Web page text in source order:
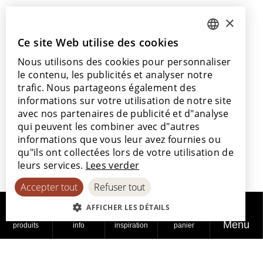
produits info inspiration panier Menu
+32 56 77 45 15
Venez nous rendre visite
Nos points de vente
Avec le soutien de
© 2026
Politique de
Politique en
Déclaration
ENGLISH
FRENCH
SPANISH
×
Ce site Web utilise des cookies
Nous utilisons des cookies pour personnaliser
le contenu, les publicités et analyser notre
trafic. Nous partageons également des
informations sur votre utilisation de notre site
avec nos partenaires de publicité et d"analyse
qui peuvent les combiner avec d"autres
informations que vous leur avez fournies ou
qu"ils ont collectées lors de votre utilisation de
leurs services. Lees verder
Accepter tout
Refuser tout
AFFICHER LES DÉTAILS